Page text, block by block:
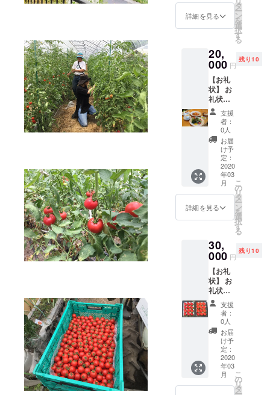
6088 北
坂 雄
トマ
ト・ア
スで
す！
ルティ
カトマ
ト・ア
ミック
スで
す。
詳細を見る
タ
ー
ン
を
選
択
す
る
20,
000 円
残り10
【お礼
状】 お
礼状を
お送り
しま
す。
【イタ
リア食
FUKUM
OTOの
ランチ
セット2
名様ご
招待
(18㎝)1
個招待
券送
付】 滋
賀県彦
根市に
ある大
人気の
イタリ
アンレ
ストラ
ンで
す。 ラ
ンチに
はスト
ロベ
支援
者：
0人
お届
け予
定：
2020
年03
月
詳細を見る
こ
の
リ
タ
ー
ン
を
選
択
す
る
30,
000 円
残り10
【お礼
状】 お
礼状を
お送り
しま
す。
【苺狩
り2名様
ご招
待】 苺
狩りは
30分食
べ放題
支援
者：
0人
お届
け予
定：
2020
年03
月
こ
の
リ
タ